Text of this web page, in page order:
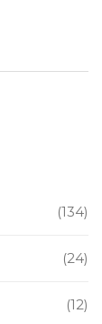
(134)
(24)
(12)